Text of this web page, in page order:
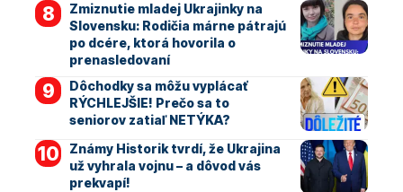
Zmiznutie mladej Ukrajinky na
Slovensku: Rodičia márne pátrajú
po dcére, ktorá hovorila o
prenasledovaní
Dôchodky sa môžu vyplácať
RÝCHLEJŠIE! Prečo sa to
seniorov zatiaľ NETÝKA?
Známy Historik tvrdí, že Ukrajina
už vyhrala vojnu – a dôvod vás
prekvapí!